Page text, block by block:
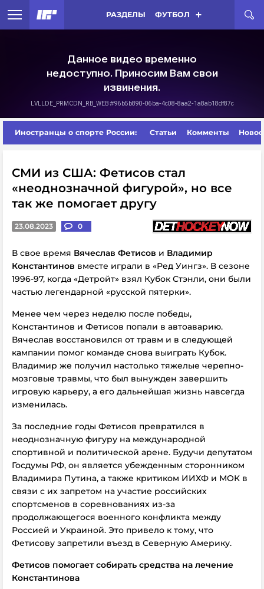
РАЗДЕЛЫ ФУТБОЛ
Иностранцы о спорте России: Статьи Комменты
СМИ из США: Фетисов стал
«неоднозначной фигурой», но все
так же помогает другу
23.08.2023 0
В свое время Вячеслав Фетисов и Владимир
Константинов вместе играли в «Ред Уингз». В сезоне
1996-97, когда «Детройт» взял Кубок Стэнли, они были
частью легендарной «русской пятерки».
Менее чем через неделю после победы,
Константинов и Фетисов попали в автоаварию.
Вячеслав восстановился от травм и в следующей
кампании помог команде снова выиграть Кубок.
Владимир же получил настолько тяжелые черепно-
мозговые травмы, что был вынужден завершить
игровую карьеру, а его дальнейшая жизнь навсегда
изменилась.
За последние годы Фетисов превратился в
неоднозначную фигуру на международной
спортивной и политической арене. Будучи депутатом
Госдумы РФ, он является убежденным сторонником
Владимира Путина, а также критиком ИИХФ и МОК в
связи с их запретом на участие российских
спортсменов в соревнованиях из-за
продолжающегося военного конфликта между
Россией и Украиной. Это привело к тому, что
Фетисову запретили въезд в Северную Америку.
Фетисов помогает собирать средства на лечение
Константинова